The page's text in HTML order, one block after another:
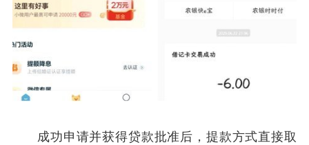
成功申请并获得贷款批准后，提款方式直接取